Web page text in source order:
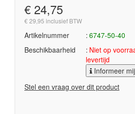
€ 24,75
€ 29,95 inclusief BTW
Artikelnummer
6747-50-40
Beschikbaarheid
Niet op
levertijd
Informeer
Stel een vraag over dit product